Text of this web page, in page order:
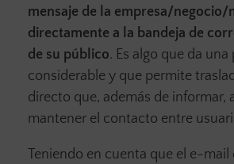
mensaje de la empresa/negocio/
directamente a la bandeja de
de su público. Es algo que da una
considerable y que permite
directo que, además de informar,
mantener el contacto entre
Teniendo en cuenta que el e-